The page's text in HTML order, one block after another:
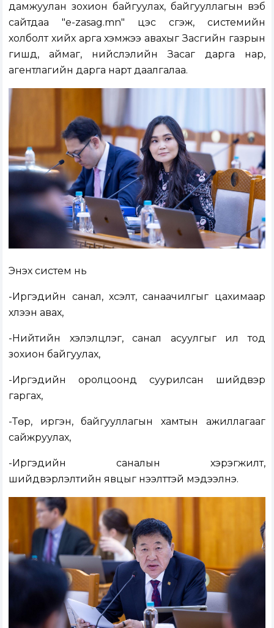
дамжуулан зохион байгуулах, байгууллагын вэб
сайтдаа "e-zasag.mn" цэс үүсгэж, системийн
холболт хийх арга хэмжээ авахыг Засгийн газрын
гишүүд, аймаг, нийслэлийн Засаг дарга нар,
агентлагийн дарга нарт даалгалаа.
Энэхүү систем нь
-Иргэдийн санал, хүсэлт, санаачилгыг цахимаар
хүлээн авах,
-Нийтийн хэлэлцүүлэг, санал асуулгыг ил тод
зохион байгуулах,
-Иргэдийн оролцоонд суурилсан шийдвэр
гаргах,
-Төр, иргэн, байгууллагын хамтын ажиллагааг
сайжруулах,
-Иргэдийн саналын хэрэгжилт,
шийдвэрлэлтийн явцыг нээлттэй мэдээлнэ.